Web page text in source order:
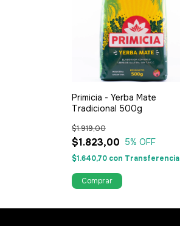
Primicia - Yerba Mate
Tradicional 500g
$1.823,00
$1.919,00
5% OFF
$1.640,70 con Transferencia